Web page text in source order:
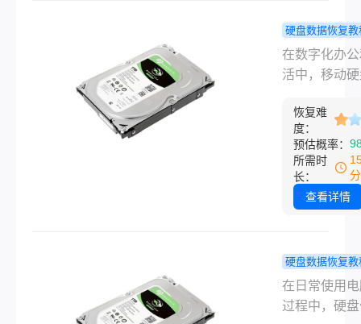
复方法，帮
全、高效找
数据。
有效的措施
这些数据显
重要。下面
一些常用的
复电脑硬盘
法。
硬盘数据恢复教
么恢复移动
数据？这些
在数字化办
活中，移动
性，成为了
储工作文档
照片和珍贵
重要“仓库”
误删除、意
等情况，常
们措手不及
外发生时，
都会焦急地
恢复难
度：
预估概率：
所需时
长：
查看详情
硬盘数据恢复教
脑硬盘丢失
恢复？有这
在日常使用
过程中，硬